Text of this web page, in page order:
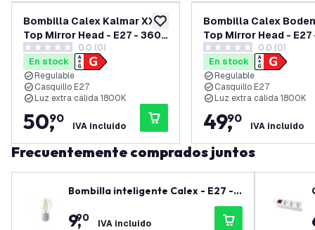
añadir a lista de deseos
Bombilla Calex Kalmar XXL
Top Mirror Head - E27 - 360
lúmenes - Negro
0 estrellas de puntuación
0.0 (0)
En stock
Regulable
Casquillo E27
Luz extra cálida 1800K
50,
90
IVA incluido
Bombilla Calex
Top Mirror Head -
lúmenes - Oro
0 estrellas de puntuación
0.0 (0)
En stock
Regulable
Casquillo E27
Luz extra cálida 1800K
49,
90
IVA incluido
Frecuentemente comprados juntos
Bombilla inteligente Calex - E27 -
4.9W - 470 lúmenes - 1800K - 3000
K
9,
90 IVA incluido